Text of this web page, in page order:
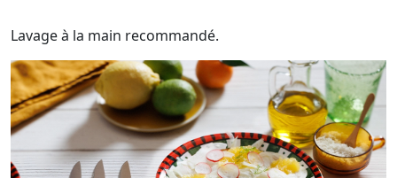
Lavage à la main recommandé.